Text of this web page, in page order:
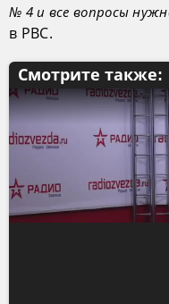
№ 4 и все вопросы
в РВС.
Смотрите также: